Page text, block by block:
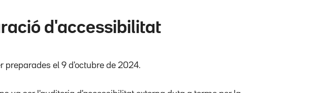
d'accessibilitat
preparades el 9 d'octubre de 2024.